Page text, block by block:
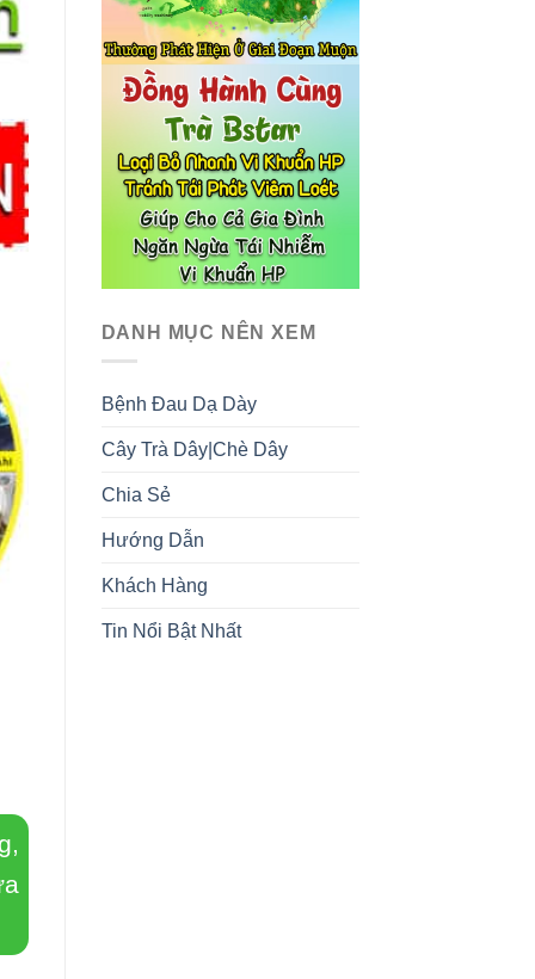
DANH MỤC NÊN XEM
Bệnh Đau Dạ Dày
Cây Trà Dây|Chè Dây
Chia Sẻ
Hướng Dẫn
Khách Hàng
Tin Nổi Bật Nhất